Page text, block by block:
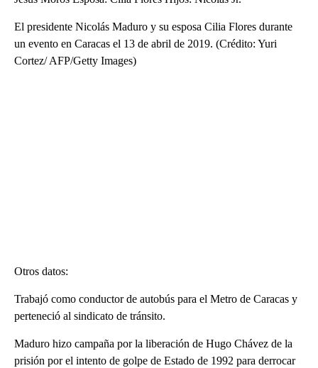
El presidente Nicolás Maduro y su esposa Cilia Flores durante
un evento en Caracas el 13 de abril de 2019. (Crédito: Yuri
Cortez/ AFP/Getty Images)
Otros datos:
Trabajó como conductor de autobús para el Metro de Caracas y
perteneció al sindicato de tránsito.
Maduro hizo campaña por la liberación de Hugo Chávez de la
prisión por el intento de golpe de Estado de 1992 para derrocar